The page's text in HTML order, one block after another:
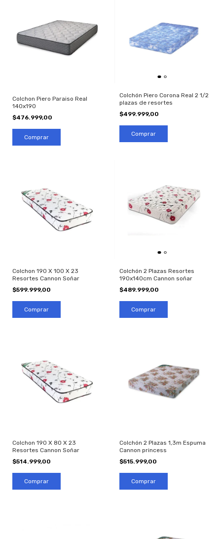
Colchon Piero Paraiso Real
140x190
$476.999,00
Colchón Piero Corona Real 2 1/2
plazas de resortes
$499.999,00
Colchon 190 X 100 X 23
Resortes Cannon Soñar
$599.999,00
Colchón 2 Plazas Resortes
190x140cm Cannon soñar
$489.999,00
Colchon 190 X 80 X 23
Resortes Cannon Soñar
$514.999,00
Colchón 2 Plazas 1,3m Espuma
Cannon princess
$515.999,00